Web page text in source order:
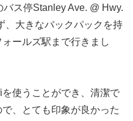
ス停Stanley Ave. @ Hwy.
、大きなバックパックを持
ールズ駅まで行きまし
使うことができ、清潔で
、とても印象が良かった